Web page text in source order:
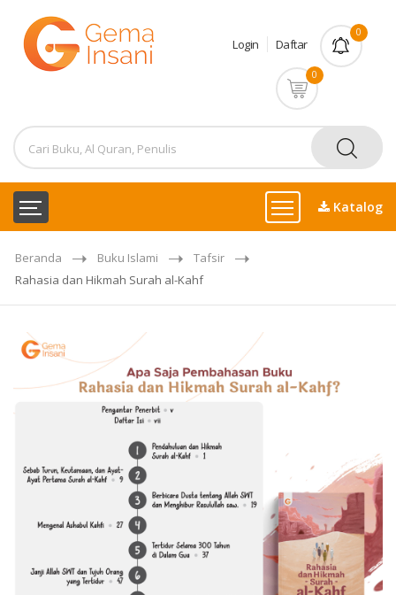
Login Daftar
0
0
Katalog
Beranda Buku Islami
Tafsir
Rahasia dan Hikmah Surah al-Kahf